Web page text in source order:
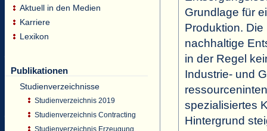
Aktuell in den Medien
Karriere
Lexikon
Publikationen
Studienverzeichnisse
Studienverzeichnis 2019
Studienverzeichnis Contracting
Studienverzeichnis Erzeugung
Grundlage für
Produktion.
nachhaltige
in der Regel
Industrie- und
spezialisiertes
Hintergrund